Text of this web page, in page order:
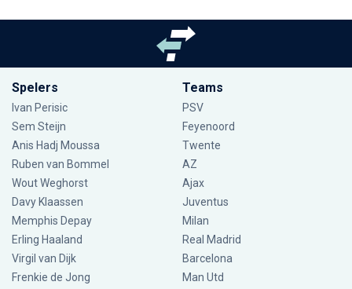
Spelers
Ivan Perisic
Sem Steijn
Anis Hadj Moussa
Ruben van Bommel
Wout Weghorst
Davy Klaassen
Memphis Depay
Erling Haaland
Virgil van Dijk
Frenkie de Jong
Teams
PSV
Feyenoord
Twente
AZ
Ajax
Juventus
Milan
Real Madrid
Barcelona
Man Utd